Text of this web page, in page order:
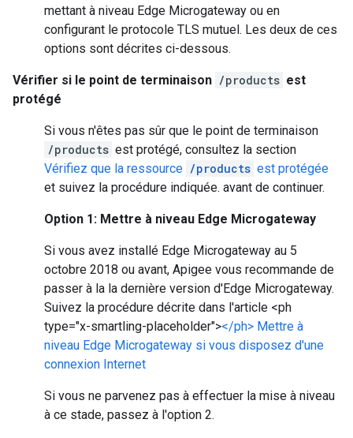
mettant à niveau Edge Microgateway ou en
configurant le protocole TLS mutuel. Les deux de ces
options sont décrites ci-dessous.
Vérifier si le point de terminaison /products est
protégé
Si vous n'êtes pas sûr que le point de terminaison
/products est protégé, consultez la section
Vérifiez que la ressource /products est protégée
et suivez la procédure indiquée. avant de continuer.
Option 1: Mettre à niveau Edge Microgateway
Si vous avez installé Edge Microgateway au 5
octobre 2018 ou avant, Apigee vous recommande de
passer à la la dernière version d'Edge Microgateway.
Suivez la procédure décrite dans l'article <ph
type="x-smartling-placeholder"></ph> Mettre à
niveau Edge Microgateway si vous disposez d'une
connexion Internet
Si vous ne parvenez pas à effectuer la mise à niveau
à ce stade, passez à l'option 2.